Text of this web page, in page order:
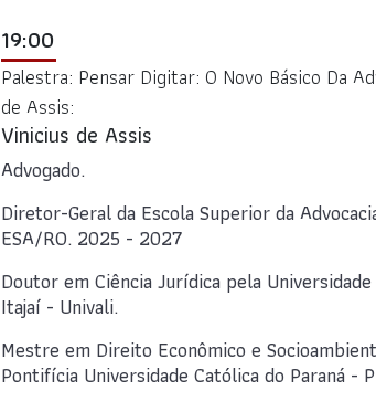
19:00
Palestra: Pensar Digitar: O Novo Básico Da
de Assis:
Vinicius de Assis
Advogado.
Diretor-Geral da Escola Superior da
ESA/RO. 2025 - 2027
Doutor em Ciência Jurídica pela
Itajaí - Univali.
Mestre em Direito Econômico e
Pontifícia Universidade Católica do Paraná -